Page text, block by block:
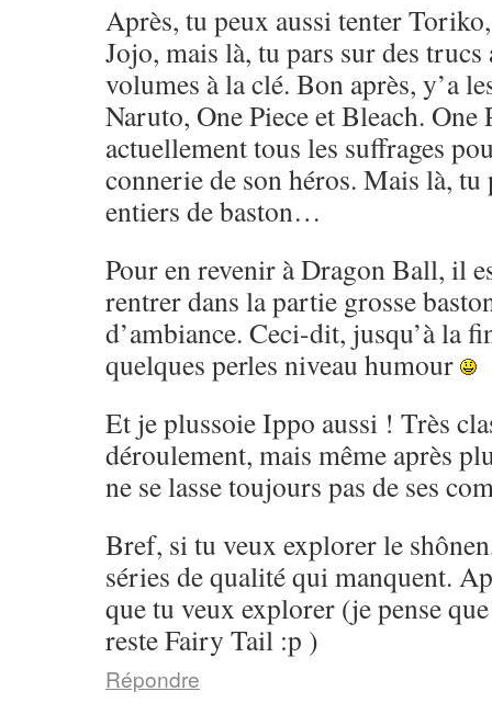
Après, tu peux aussi tenter
Jojo, mais là, tu pars sur des trucs
volumes à la clé. Bon après, y’a
Naruto, One Piece et Bleach. One
actuellement tous les suffrages
connerie de son héros. Mais là,
entiers de baston…
Pour en revenir à Dragon Ball, il
rentrer dans la partie grosse
d’ambiance. Ceci-dit, jusqu’à la
quelques perles niveau humour
Et je plussoie Ippo aussi ! Très
déroulement, mais même après
ne se lasse toujours pas de ses
Bref, si tu veux explorer le
séries de qualité qui manquent.
que tu veux explorer (je pense
reste Fairy Tail :p )
Répondre